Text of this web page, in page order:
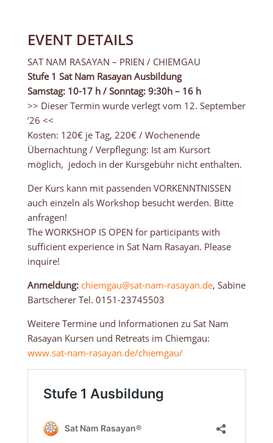
EVENT DETAILS
SAT NAM RASAYAN – PRIEN / CHIEMGAU
Stufe 1 Sat Nam Rasayan Ausbildung
Samstag: 10-17 h / Sonntag: 9:30h – 16 h
>> Dieser Termin wurde verlegt vom 12. September
’26 <<
Kosten: 120€ je Tag, 220€ / Wochenende
Übernachtung / Verpflegung: Ist am Kursort
möglich, jedoch in der Kursgebühr nicht enthalten.
Der Kurs kann mit passenden VORKENNTNISSEN
auch einzeln als Workshop besucht werden. Bitte
anfragen!
The WORKSHOP IS OPEN for participants with
sufficient experience in Sat Nam Rasayan. Please
inquire!
Anmeldung: chiemgau@sat-nam-rasayan.de, Sabine
Bartscherer Tel. 0151-23745503
Weitere Termine und Informationen zu Sat Nam
Rasayan Kursen und Retreats im Chiemgau:
www.sat-nam-rasayan.de/chiemgau/